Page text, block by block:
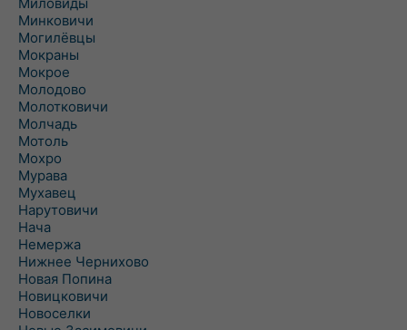
Минковичи
Могилёвцы
Мокраны
Мокрое
Молодово
Молотковичи
Молчадь
Мотоль
Мохро
Мурава
Мухавец
Нарутовичи
Нача
Немержа
Нижнее Чернихово
Новая Попина
Новицковичи
Новоселки